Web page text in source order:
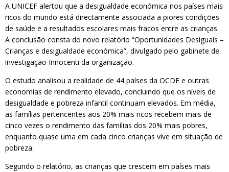
A UNICEF alertou que a desigualdade económica nos países mais
ricos do mundo está directamente associada a piores condições
de saúde e a resultados escolares mais fracos entre as crianças.
A conclusão consta do novo relatório “Oportunidades Desiguais –
Crianças e desigualdade económica”, divulgado pelo gabinete de
investigação Innocenti da organização.
O estudo analisou a realidade de 44 países da OCDE e outras
economias de rendimento elevado, concluindo que os níveis de
desigualdade e pobreza infantil continuam elevados. Em média,
as famílias pertencentes aos 20% mais ricos recebem mais de
cinco vezes o rendimento das famílias dos 20% mais pobres,
enquanto quase uma em cada cinco crianças vive em situação de
pobreza.
Segundo o relatório, as crianças que crescem em países mais